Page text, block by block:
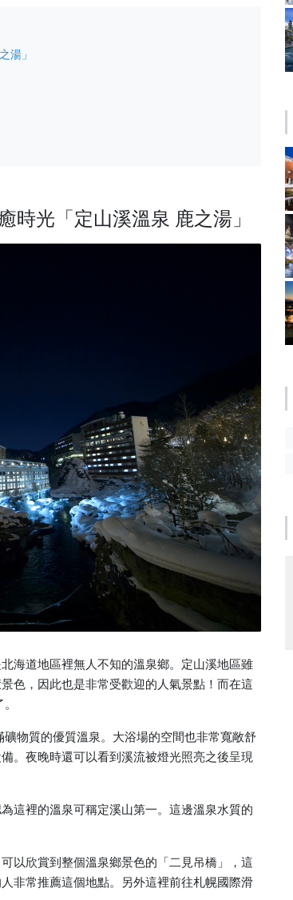
湯」
時光「定山溪溫泉 鹿之湯」
海道地區裡無人不知的溫泉鄉。定山溪地區雖
色，因此也是非常受歡迎的人氣景點！而在這
物質的優質溫泉。大浴場的空間也非常寬敞舒
。夜晚時還可以看到溪流被燈光照亮之後呈現
這裡的溫泉可稱定溪山第一。這邊溫泉水質的
以欣賞到整個溫泉鄉景色的「二見吊橋」，這
非常推薦這個地點。另外這裡前往札幌國際滑